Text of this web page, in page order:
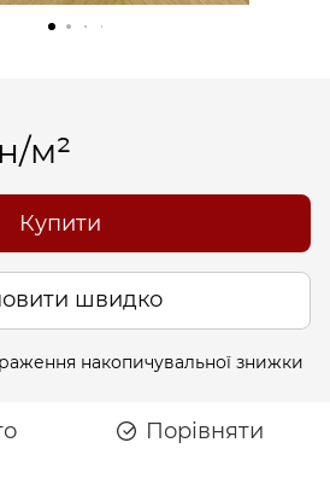
м²
Купити
швидко
накопичувальної знижки
Порівняти